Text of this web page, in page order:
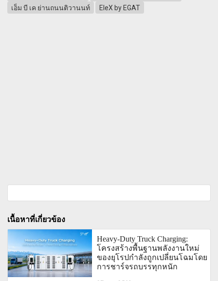
เอ็ม บี เค ย่านถนนติวานนท์
EleX by EGAT
เนื้อหาที่เกี่ยวข้อง
Heavy-Duty Truck Charging:
โครงสร้างพื้นฐานพลังงานใหม่
ของยุโรปกำลังถูกเปลี่ยนโฉมโดย
การชาร์จรถบรรทุกหนัก